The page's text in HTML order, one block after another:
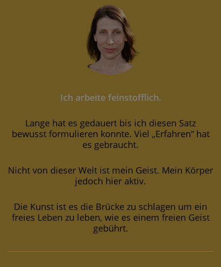
Ich arbeite feinstofflich.
Lange hat es gedauert bis ich diesen Satz
bewusst formulieren konnte. Viel „Erfahren“ hat
es gebraucht.
Nicht von dieser Welt ist mein Geist. Mein Körper
jedoch hier aktiv.
Die Kunst ist es die Brücke zu schlagen um ein
freies Leben zu leben, wie es einem freien Geist
gebührt.